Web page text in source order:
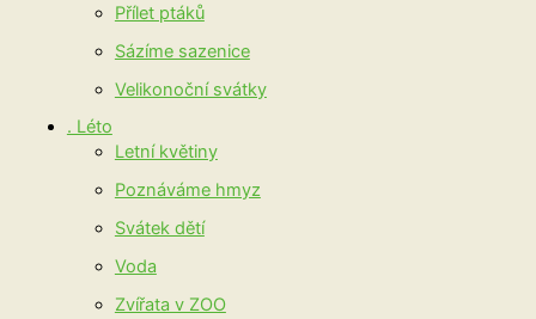
Přílet ptáků
Sázíme sazenice
Velikonoční svátky
. Léto
Letní květiny
Poznáváme hmyz
Svátek dětí
Voda
Zvířata v ZOO